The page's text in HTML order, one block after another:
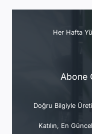
Her Hafta
Abone
Doğru Bilgiyle
Katılın, En